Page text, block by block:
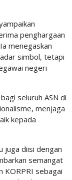
penghargaan
menegaskan
simbol, tetapi
negeri
seluruh ASN di
menjaga
kepada
juga diisi dengan
semangat
KORPRI sebagai